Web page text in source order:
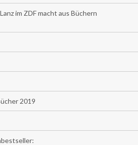
im ZDF macht aus Büchern
2019